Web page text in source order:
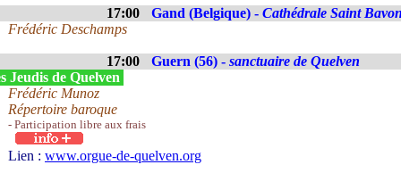
17:00 Gand (Belgique) - Cathédrale Saint Bavon
Frédéric Deschamps
17:00 Guern (56) - sanctuaire de Quelven
Jeudis de Quelven
Frédéric Munoz
Répertoire baroque
- Participation libre aux frais
Lien : www.orgue-de-quelven.org